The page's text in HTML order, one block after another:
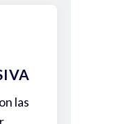
las